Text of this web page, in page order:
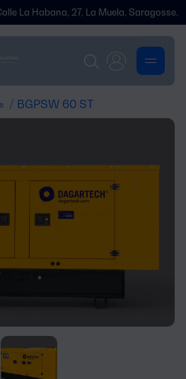
27, La Muela, Saragosse.
/ BGPSW 60 ST